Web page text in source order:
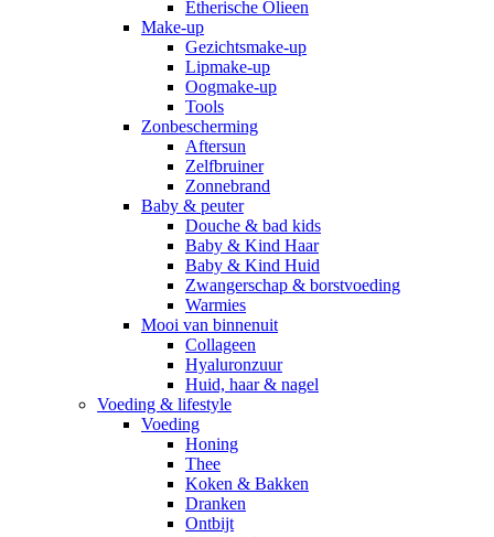
Etherische Olieen
Make-up
Gezichtsmake-up
Lipmake-up
Oogmake-up
Tools
Zonbescherming
Aftersun
Zelfbruiner
Zonnebrand
Baby & peuter
Douche & bad kids
Baby & Kind Haar
Baby & Kind Huid
Zwangerschap & borstvoeding
Warmies
Mooi van binnenuit
Collageen
Hyaluronzuur
Huid, haar & nagel
Voeding & lifestyle
Voeding
Honing
Thee
Koken & Bakken
Dranken
Ontbijt